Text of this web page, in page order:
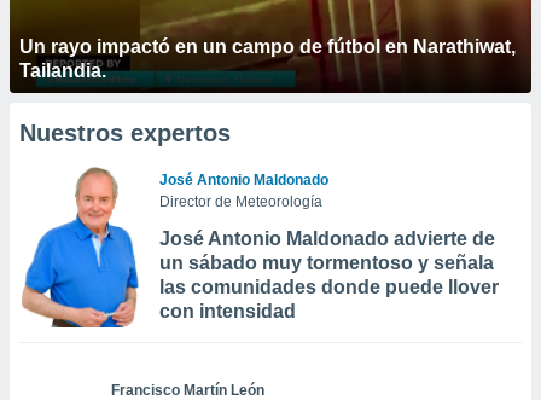
Un rayo impactó en un campo de fútbol en Narathiwat,
Tailandia.
Nuestros expertos
José Antonio Maldonado
Director de Meteorología
José Antonio Maldonado advierte de
un sábado muy tormentoso y señala
las comunidades donde puede llover
con intensidad
Francisco Martín León